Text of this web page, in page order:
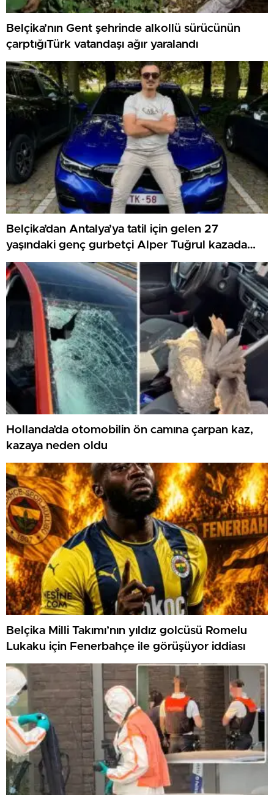
Belçika’nın Gent şehrinde alkollü sürücünün
çarptığıTürk vatandaşı ağır yaralandı
Belçika’dan Antalya’ya tatil için gelen 27
yaşındaki genç gurbetçi Alper Tuğrul kazada
hayatını kaybetti
Hollanda’da otomobilin ön camına çarpan kaz,
kazaya neden oldu
Belçika Milli Takımı’nın yıldız golcüsü Romelu
Lukaku için Fenerbahçe ile görüşüyor iddiası